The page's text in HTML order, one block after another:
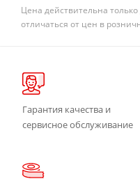
Цена действительна
отличаться от цен в
Гарантия качества и
сервисное обслуживание